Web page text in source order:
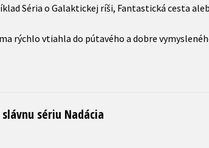
Séria o Galaktickej ríši, Fantastická cesta
rýchlo vtiahla do pútavého a dobre
sériu Nadácia